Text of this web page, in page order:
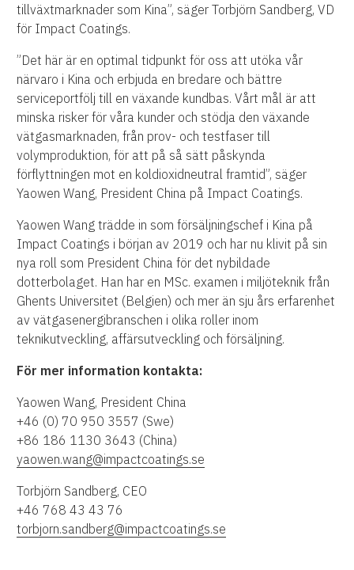
tillväxtmarknader som Kina”, säger Torbjörn Sandberg, VD
för Impact Coatings.
”Det här är en optimal tidpunkt för oss att utöka vår
närvaro i Kina och erbjuda en bredare och bättre
serviceportfölj till en växande kundbas. Vårt mål är att
minska risker för våra kunder och stödja den växande
vätgasmarknaden, från prov- och testfaser till
volymproduktion, för att på så sätt påskynda
förflyttningen mot en koldioxidneutral framtid”, säger
Yaowen Wang, President China på Impact Coatings.
Yaowen Wang trädde in som försäljningschef i Kina på
Impact Coatings i början av 2019 och har nu klivit på sin
nya roll som President China för det nybildade
dotterbolaget. Han har en MSc. examen i miljöteknik från
Ghents Universitet (Belgien) och mer än sju års erfarenhet
av vätgasenergibranschen i olika roller inom
teknikutveckling, affärsutveckling och försäljning.
För mer information kontakta:
Yaowen Wang, President China
+46 (0) 70 950 3557 (Swe)
+86 186 1130 3643 (China)
yaowen.wang@impactcoatings.se
Torbjörn Sandberg, CEO
+46 768 43 43 76
torbjorn.sandberg@impactcoatings.se